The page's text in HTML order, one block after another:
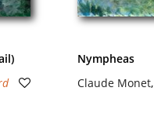
Nympheas
Claude Monet,